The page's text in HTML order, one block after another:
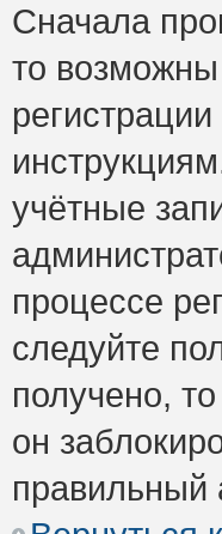
Сначала
то
учётные
процессе
следуйте
получено,
он
правильный